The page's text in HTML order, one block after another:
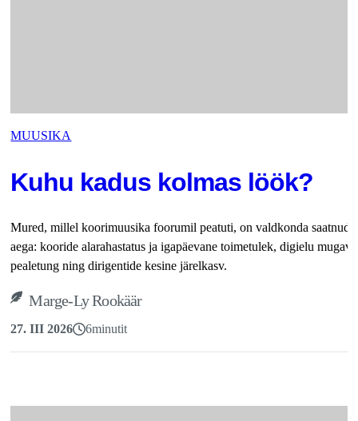
MUUSIKA
Kuhu kadus kolmas löök?
Mured, millel koorimuusika foorumil peatuti, on valdkonda saatnud
aega: kooride alarahastatus ja igapäevane toimetulek, digielu
pealetung ning dirigentide kesine järelkasv.
Marge-Ly Rookäär
27. III 2026 6minutit